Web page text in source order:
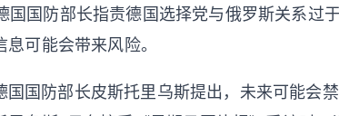
国国防部长指责德国选择党与俄罗斯关系过
可能会带来风险。
国防部长皮斯托里乌斯提出，未来可能会